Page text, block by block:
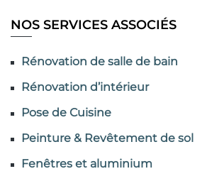
NOS SERVICES ASSOCIÉS
Rénovation de salle de bain
Rénovation d’intérieur
Pose de Cuisine
Peinture & Revêtement de sol
Fenêtres et aluminium